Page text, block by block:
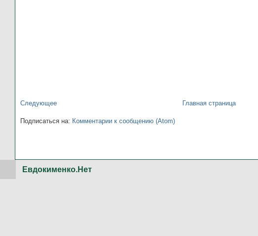
Следующее Главная страница
Подписаться на: Комментарии к сообщению (Atom)
Евдокименко.Нет